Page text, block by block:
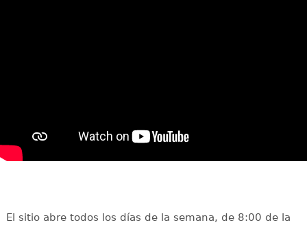
El sitio abre todos los días de la semana, de 8:00 de la